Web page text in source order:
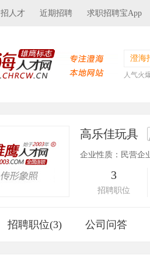
招人才 近期招聘 求职招聘宝App
澄海
人气火
高乐佳玩具
企业性质：民营企
3
招聘职位
招聘职位(3) 公司问答